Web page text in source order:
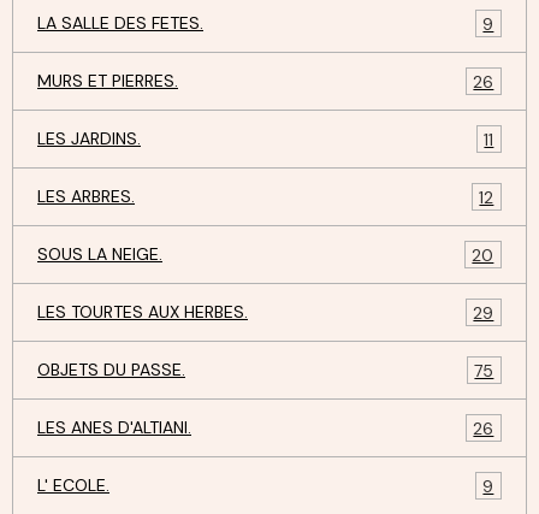
LA SALLE DES FETES. 9
MURS ET PIERRES. 26
LES JARDINS. 11
LES ARBRES. 12
SOUS LA NEIGE. 20
LES TOURTES AUX HERBES. 29
OBJETS DU PASSE. 75
LES ANES D'ALTIANI. 26
L' ECOLE. 9